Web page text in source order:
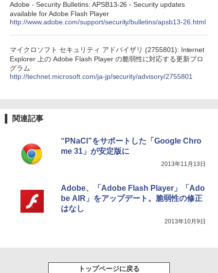
Adobe - Security Bulletins: APSB13-26 - Security updates
available for Adobe Flash Player
http://www.adobe.com/support/security/bulletins/apsb13-26.html
マイクロソフト セキュリティ アドバイザリ (2755801): Internet
Explorer 上の Adobe Flash Player の脆弱性に対応する更新プロ
グラム
http://technet.microsoft.com/ja-jp/security/advisory/2755801
関連記事
“PNaCl”をサポートした「Google Chro
me 31」が安定版に
2013年11月13日
Adobe、「Adobe Flash Player」「Ado
be AIR」をアップデート。脆弱性の修正
はなし
2013年10月9日
トップページに戻る